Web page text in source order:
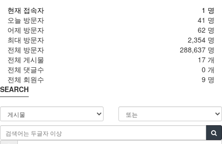
1 명
현재 접속자
41 명
오늘 방문자
62 명
어제 방문자
2,354 명
최대 방문자
288,637 명
전체 방문자
17 개
전체 게시물
0 개
전체 댓글수
9 명
전체 회원수
SEARCH